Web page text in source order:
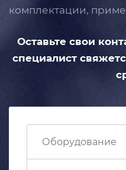
комплектации,
Оставьте свои
специалист